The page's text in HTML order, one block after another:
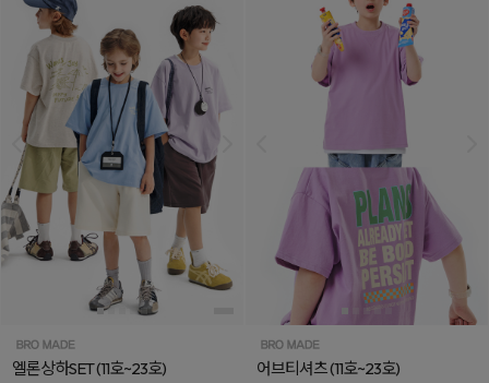
엘론상하SET(11호~23호) 어브티셔츠(11호~23호)